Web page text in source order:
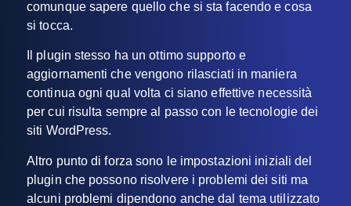
comunque sapere quello che si sta facendo e cosa
si tocca.
Il plugin stesso ha un ottimo supporto e
aggiornamenti che vengono rilasciati in maniera
continua ogni qual volta ci siano effettive necessità
per cui risulta sempre al passo con le tecnologie dei
siti WordPress.
Altro punto di forza sono le impostazioni iniziali del
plugin che possono risolvere i problemi dei siti ma
alcuni problemi dipendono anche dal tema utilizzato